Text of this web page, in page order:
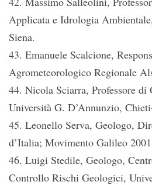
Applicata e Idrologia
Siena.
43. Emanuele Scalcione,
Agrometeorologico Regionale
44. Nicola Sciarra, Professore
Università G. D’Annunzio,
45. Leonello Serva, Geologo,
d’Italia; Movimento Galileo
46. Luigi Stedile, Geologo,
Controllo Rischi Geologici,